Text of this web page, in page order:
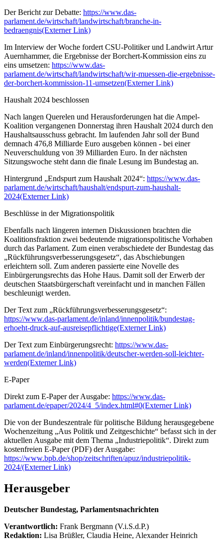
Der Bericht zur Debatte: https://www.das-
parlament.de/wirtschaft/landwirtschaft/branche-in-
bedraengnis(Externer Link)
Im Interview der Woche fordert CSU-Politiker und Landwirt Artur
Auernhammer, die Ergebnisse der Borchert-Kommission eins zu
eins umsetzen: https://www.das-
parlament.de/wirtschaft/landwirtschaft/wir-muessen-die-ergebnisse-
der-borchert-kommission-11-umsetzen(Externer Link)
Haushalt 2024 beschlossen
Nach langen Querelen und Herausforderungen hat die Ampel-
Koalition vergangenen Donnerstag ihren Haushalt 2024 durch den
Haushaltsausschuss gebracht. Im laufenden Jahr soll der Bund
demnach 476,8 Milliarde Euro ausgeben können - bei einer
Neuverschuldung von 39 Milliarden Euro. In der nächsten
Sitzungswoche steht dann die finale Lesung im Bundestag an.
Hintergrund „Endspurt zum Haushalt 2024“: https://www.das-
parlament.de/wirtschaft/haushalt/endspurt-zum-haushalt-
2024(Externer Link)
Beschlüsse in der Migrationspolitik
Ebenfalls nach längeren internen Diskussionen brachten die
Koalitionsfraktion zwei bedeutende migrationspolitische Vorhaben
durch das Parlament. Zum einen verabschiedete der Bundestag das
„Rückführungsverbesserungsgesetz“, das Abschiebungen
erleichtern soll. Zum anderen passierte eine Novelle des
Einbürgerungsrechts das Hohe Haus. Damit soll der Erwerb der
deutschen Staatsbürgerschaft vereinfacht und in manchen Fällen
beschleunigt werden.
Der Text zum „Rückführungsverbesserungsgesetz“:
https://www.das-parlament.de/inland/innenpolitik/bundestag-
erhoeht-druck-auf-ausreisepflichtige(Externer Link)
Der Text zum Einbürgerungsrecht: https://www.das-
parlament.de/inland/innenpolitik/deutscher-werden-soll-leichter-
werden(Externer Link)
E-Paper
Direkt zum E-Paper der Ausgabe: https://www.das-
parlament.de/epaper/2024/4_5/index.html#0(Externer Link)
Die von der Bundeszentrale für politische Bildung herausgegebene
Wochenzeitung „Aus Politik und Zeitgeschichte“ befasst sich in der
aktuellen Ausgabe mit dem Thema „Industriepolitik“. Direkt zum
kostenfreien E-Paper (PDF) der Ausgabe:
https://www.bpb.de/shop/zeitschriften/apuz/industriepolitik-
2024/(Externer Link)
Herausgeber
Deutscher Bundestag, Parlamentsnachrichten
Verantwortlich: Frank Bergmann (V.i.S.d.P.)
Redaktion: Lisa Brüßler, Claudia Heine, Alexander Heinrich